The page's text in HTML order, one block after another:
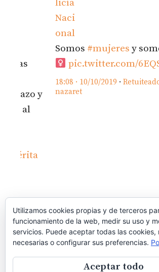
y
Somos#mujeresy somos
pic.twitter.com/
18:08 · 10/10/2019·Retuiteado por
nazaret
Utilizamos cookies propias y de terceros
funcionamiento de la web, medir su uso y
servicios. Puede aceptar todas las cookies,
necesarias o configurar sus preferencias.
Aceptar todo